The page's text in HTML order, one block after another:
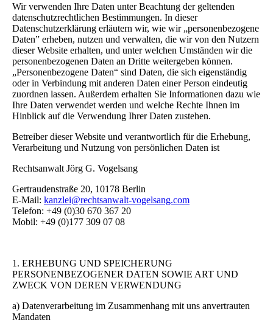
Wir verwenden Ihre Daten unter Beachtung der geltenden
datenschutzrechtlichen Bestimmungen. In dieser
Datenschutzerklärung erläutern wir, wie wir „personenbezogene
Daten” erheben, nutzen und verwalten, die wir von den Nutzern
dieser Website erhalten, und unter welchen Umständen wir die
personenbezogenen Daten an Dritte weitergeben können.
„Personenbezogene Daten“ sind Daten, die sich eigenständig
oder in Verbindung mit anderen Daten einer Person eindeutig
zuordnen lassen. Außerdem erhalten Sie Informationen dazu wie
Ihre Daten verwendet werden und welche Rechte Ihnen im
Hinblick auf die Verwendung Ihrer Daten zustehen.
Betreiber dieser Website und verantwortlich für die Erhebung,
Verarbeitung und Nutzung von persönlichen Daten ist
Rechtsanwalt Jörg G. Vogelsang
Gertraudenstraße 20, 10178 Berlin
E-Mail: kanzlei@rechtsanwalt-vogelsang.com
Telefon: +49 (0)30 670 367 20
Mobil: +49 (0)177 309 07 08
1. ERHEBUNG UND SPEICHERUNG
PERSONENBEZOGENER DATEN SOWIE ART UND
ZWECK VON DEREN VERWENDUNG
a) Datenverarbeitung im Zusammenhang mit uns anvertrauten
Mandaten